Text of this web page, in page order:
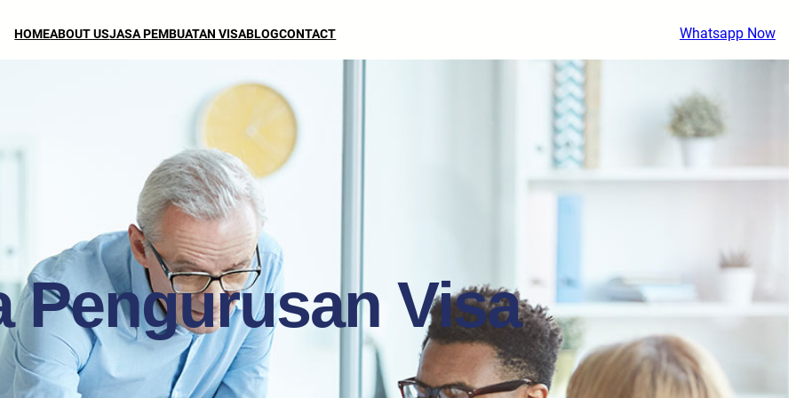
HOMEABOUT USJASA PEMBUATAN VISABLOGCONTACT Whatsapp Now
Pengurusan Visa